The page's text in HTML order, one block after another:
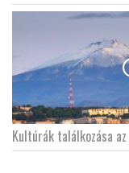
Kultúrák találkozása